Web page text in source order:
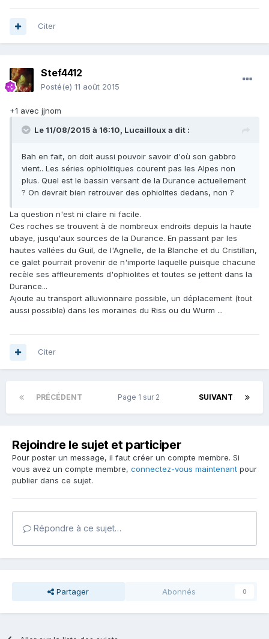
Citer
Stef4412
Posté(e) 11 août 2015
+1 avec jjnom
Le 11/08/2015 à 16:10, Lucailloux a dit :
Bah en fait, on doit aussi pouvoir savoir d'où son gabbro
vient.. Les séries ophiolitiques courent pas les Alpes non
plus. Quel est le bassin versant de la Durance actuellement
? On devrait bien retrouver des ophiolites dedans, non ?
La question n'est ni claire ni facile.
Ces roches se trouvent à de nombreux endroits depuis la haute
ubaye, jusqu'aux sources de la Durance. En passant par les
hautes vallées du Guil, de l'Agnelle, de la Blanche et du Cristillan,
ce galet pourrait provenir de n'importe laquelle puisque chacune
recèle ses affleurements d'ophiolites et toutes se jettent dans la
Durance...
Ajoute au transport alluvionnaire possible, un déplacement (tout
aussi possible) dans les moraines du Riss ou du Wurm ...
Citer
PRÉCÉDENT SUIVANT
Page 1 sur 2
Rejoindre le sujet et participer
Pour poster un message, il faut créer un compte membre. Si
vous avez un compte membre, connectez-vous maintenant pour
publier dans ce sujet.
Répondre à ce sujet…
Partager Abonnés 0